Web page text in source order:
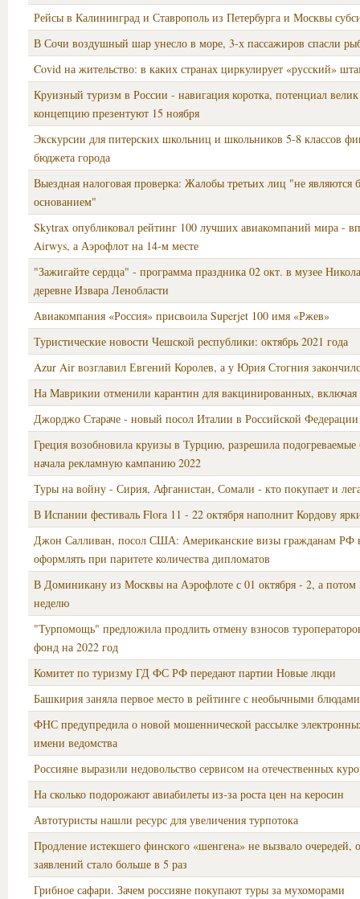
Рейсы в Калининград и Ставрополь из Петербурга и Москвы
В Сочи воздушный шар унесло в море, 3-х пассажиров спасли
Covid на жительство: в каких странах циркулирует «русский»
Круизный туризм в России - навигация коротка, потенциал
концепцию презентуют 15 ноября
Экскурсии для питерских школьниц и школьников 5-8 классов
бюджета города
Выездная налоговая проверка: Жалобы третьих лиц "не являются
основанием"
Skytrax опубликовал рейтинг 100 лучших авиакомпаний мира -
Airwys, а Аэрофлот на 14-м месте
"Зажигайте сердца" - программа праздника 02 окт. в музее
деревне Извара Ленобласти
Авиакомпания «Россия» присвоила Superjet 100 имя «Ржев»
Туристические новости Чешской республики: октябрь 2021 года
Azur Air возглавил Евгений Королев, а у Юрия Стогния
На Маврикии отменили карантин для вакцинированных,
Джорджо Стараче - новый посол Италии в Российской Федерации
Греция возобновила круизы в Турцию, разрешила подогреваемые
начала рекламную кампанию 2022
Туры на войну - Сирия, Афганистан, Сомали - кто покупает и
В Испании фестиваль Flora 11 - 22 октября наполнит Кордову
Джон Салливан, посол США: Американские визы гражданам РФ
оформлять при паритете количества дипломатов
В Доминикану из Москвы на Аэрофлоте с 01 октября - 2, а потом
неделю
"Турпомощь" предложила продлить отмену взносов
фонд на 2022 год
Комитет по туризму ГД ФС РФ передают партии Новые люди
Башкирия заняла первое место в рейтинге с необычными
ФНС предупредила о новой мошеннической рассылке
имени ведомства
Россияне выразили недовольство сервисом на отечественных
На сколько подорожают авиабилеты из-за роста цен на керосин
Автотуристы нашли ресурс для увеличения турпотока
Продление истекшего финского «шенгена» не вызвало очередей,
заявлений стало больше в 5 раз
Грибное сафари. Зачем россияне покупают туры за мухоморами